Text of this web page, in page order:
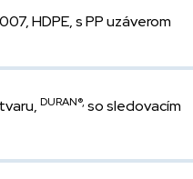
HDPE, s PP uzáverom
DURAN®, so sledovacím